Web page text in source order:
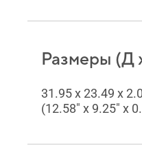
Размеры (Д
31.95 x 23.49 x
(12.58" x 9.25" x